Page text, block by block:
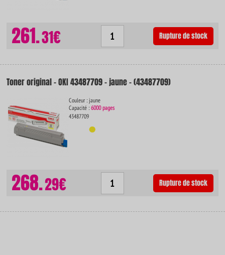
261.31€ Rupture de stock
Toner original - OKI 43487709 - jaune - (43487709)
Couleur : jaune
Capacité :6000 pages
43487709
268.29€ Rupture de stock